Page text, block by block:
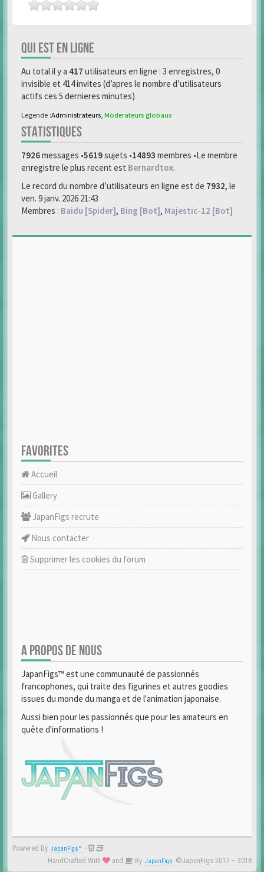
QUI EST EN LIGNE
Au total il y a 417 utilisateurs en ligne : 3 enregistres, 0
invisible et 414 invites (d’apres le nombre d’utilisateurs
actifs ces 5 dernieres minutes)
Legende :Administrateurs Moderateurs globaux
STATISTIQUES
7926messages •5619sujets •14893 membres •Le membre
enregistre le plus recent est Bernardtox.
Le record du nombre d’utilisateurs en ligne est de 7932, le
ven. 9 janv. 2026 21:43
Membres : Baidu [Spider], Bing [Bot], Majestic-12 [Bot]
FAVORITES
Accueil
Gallery
JapanFigs recrute
Nous contacter
Supprimer les cookies du forum
A PROPOS DE NOUS
JapanFigs™ est une communauté de passionnés
francophones, qui traite des figurines et autres goodies
issues du monde du manga et de l'animation japonaise.
Aussi bien pour les passionnés que pour les amateurs en
quête d'informations !
Powered By JapanFigs™ -
HandCrafted With
and By JapanFigs ©JapanFigs 2017 ~ 2018